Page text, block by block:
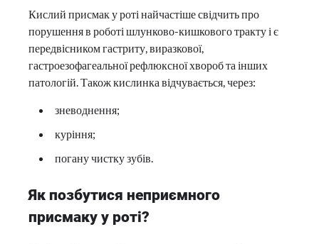
Кислий присмак у роті найчастіше свідчить про
порушення в роботі шлунково-кишкового тракту і є
передвісником гастриту, виразкової,
гастроезофагеальної рефлюксної хвороб та інших
патологій. Також кислинка відчувається, через:
зневоднення;
куріння;
погану чистку зубів.
Як позбутися неприємного
присмаку у роті?